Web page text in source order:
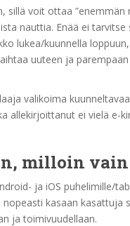
sillä voit ottaa ”enemmän
nauttia. Enää ei
lukea/kuunnella
uuteen ja
valikoima
allekirjoittanut ei vielä e-
milloin vain
ja iOS puhelimille/
kasaan kasattuja
ja toimivuudellaan.